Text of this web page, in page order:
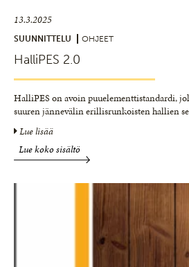
13.3.2025
SUUNNITTELU OHJEET
HalliPES 2.0
HalliPES on avoin puuelementtistandardi,
suuren jännevälin erillisrunkoisten hallien
Lue lisää
Lue koko sisältö